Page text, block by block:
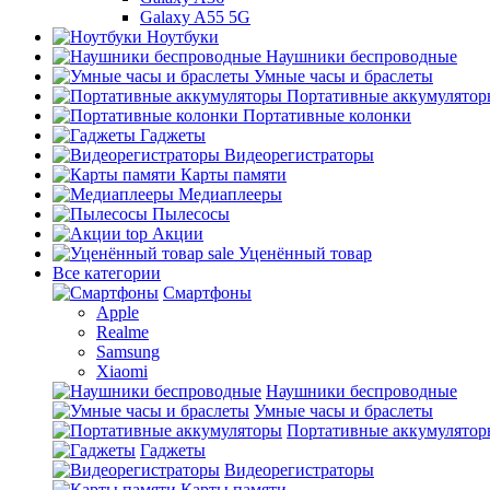
Galaxy A55 5G
Ноутбуки
Наушники беспроводные
Умные часы и браслеты
Портативные
Портативные колонки
Гаджеты
Видеорегистраторы
Карты памяти
Медиаплееры
Пылесосы
top Акции
sale Уценённый товар
Все категории
Смартфоны
Apple
Realme
Samsung
Xiaomi
Наушники беспроводные
Умные часы и браслеты
Портативные
Гаджеты
Видеорегистраторы